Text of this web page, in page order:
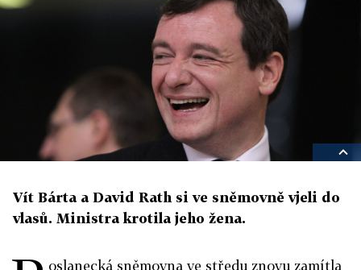
Vít Bárta a David Rath si ve sněmovně vjeli do
vlasů. Ministra krotila jeho žena.
oslanecká sněmovna ve středu znovu zamítla